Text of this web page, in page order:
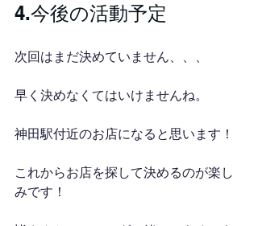
4.今後の活動予定
次回はまだ決めていません、、、
早く決めなくてはいけませんね。
神田駅付近のお店になると思います！
これからお店を探して決めるのが楽し
みです！